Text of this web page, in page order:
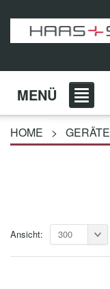
MENÜ
HOME > GERÄTE
Ansicht: 300